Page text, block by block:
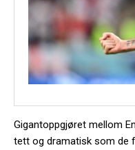
Gigantoppgjøret mellom
tett og dramatisk som de